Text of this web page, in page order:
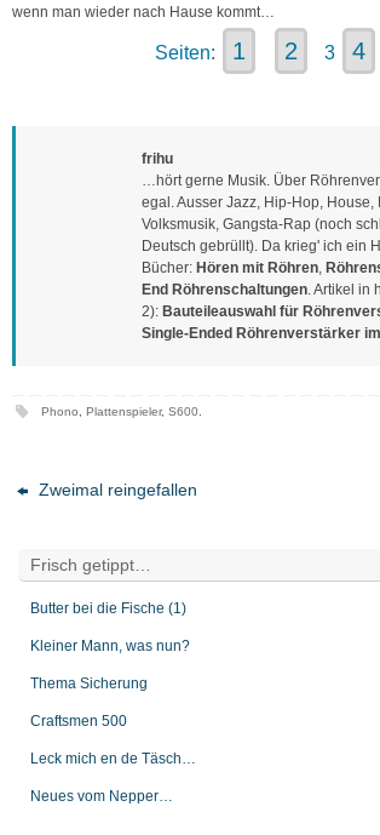
wenn man wieder nach Hause kommt…
Seiten: 1 2 3 4
frihu
…hört gerne Musik. Über
egal. Ausser Jazz, Hip-Hop, House,
Volksmusik, Gangsta-Rap (noch
Deutsch gebrüllt). Da krieg' ich ein
Bücher: Hören mit Röhren,
End Röhrenschaltungen. Artikel in
2): Bauteileauswahl für
Single-Ended Röhrenverstärker
Phono ,Plattenspieler,S600
Zweimal reingefallen
Frisch getippt…
Butter bei die Fische (1)
Kleiner Mann, was nun?
Thema Sicherung
Craftsmen 500
Leck mich en de Täsch…
Neues vom Nepper…